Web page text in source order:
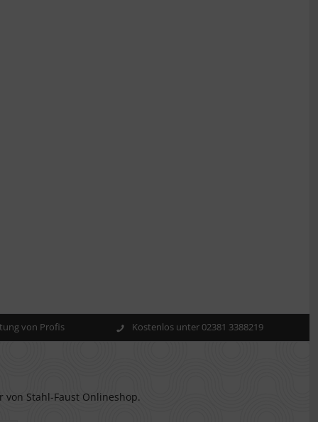
von Profis Kostenlos unter 02381 3388219
Stahl-Faust Onlineshop.